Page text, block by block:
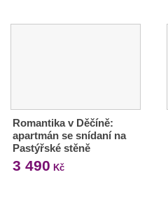
Romantika v Děčíně:
apartmán se snídaní na
Pastýřské stěně
3 490 Kč